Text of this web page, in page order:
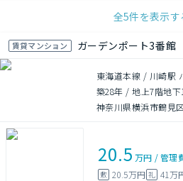
全5件を表示す
賃貸マンション ガーデンポート3番館
東海道本線 / 川崎駅
築28年 /地上7階地下
神奈川県横浜市鶴見
20.5 万円 /管理
敷 20.5万円 礼 41万